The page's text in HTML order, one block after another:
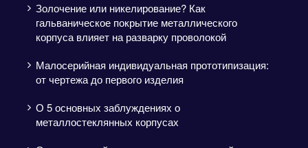
Золочение или никелирование? Как
гальваническое покрытие металлического
корпуса влияет на разварку проволокой
Малосерийная индивидуальная прототипизация:
от чертежа до первого изделия
О 5 основных заблуждениях о
металлостеклянных корпусах